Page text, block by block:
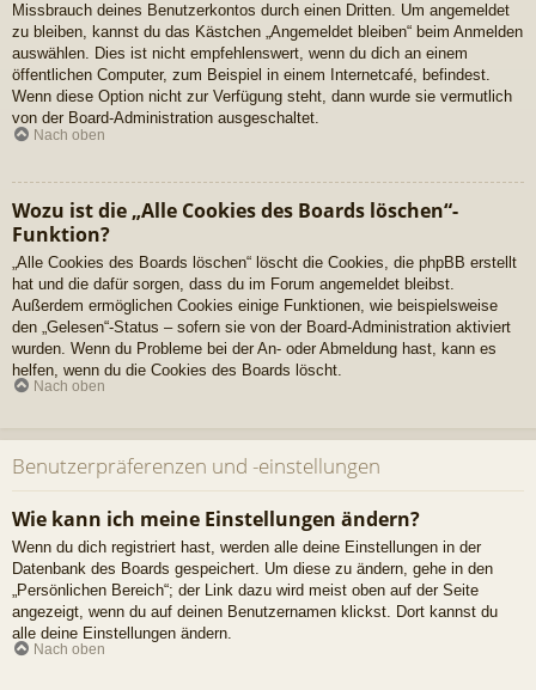
Missbrauch deines Benutzerkontos durch einen Dritten. Um angemeldet
zu bleiben, kannst du das Kästchen „Angemeldet bleiben“ beim Anmelden
auswählen. Dies ist nicht empfehlenswert, wenn du dich an einem
öffentlichen Computer, zum Beispiel in einem Internetcafé, befindest.
Wenn diese Option nicht zur Verfügung steht, dann wurde sie vermutlich
von der Board-Administration ausgeschaltet.
Nach oben
Wozu ist die „Alle Cookies des Boards löschen“-
Funktion?
„Alle Cookies des Boards löschen“ löscht die Cookies, die phpBB erstellt
hat und die dafür sorgen, dass du im Forum angemeldet bleibst.
Außerdem ermöglichen Cookies einige Funktionen, wie beispielsweise
den „Gelesen“-Status – sofern sie von der Board-Administration aktiviert
wurden. Wenn du Probleme bei der An- oder Abmeldung hast, kann es
helfen, wenn du die Cookies des Boards löscht.
Nach oben
Benutzerpräferenzen und -einstellungen
Wie kann ich meine Einstellungen ändern?
Wenn du dich registriert hast, werden alle deine Einstellungen in der
Datenbank des Boards gespeichert. Um diese zu ändern, gehe in den
„Persönlichen Bereich“; der Link dazu wird meist oben auf der Seite
angezeigt, wenn du auf deinen Benutzernamen klickst. Dort kannst du
alle deine Einstellungen ändern.
Nach oben